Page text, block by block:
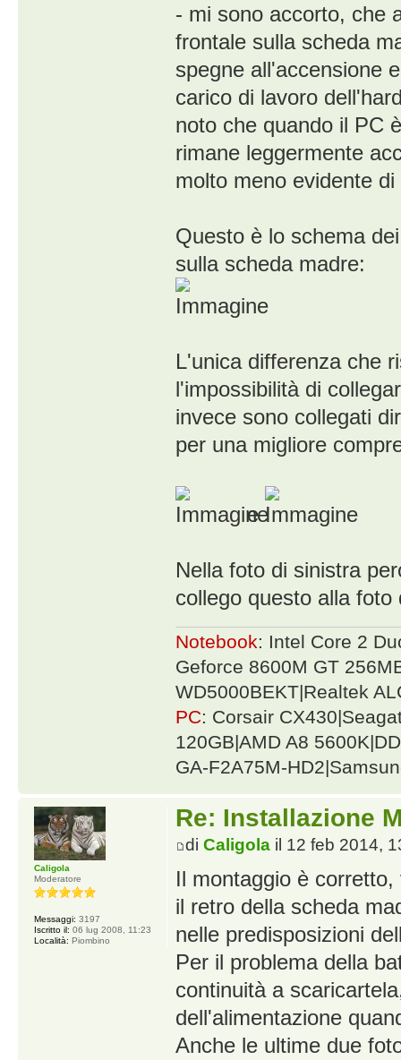
- mi sono accorto, che
frontale sulla scheda
spegne all'accensione
carico di lavoro
noto che quando il PC
rimane leggermente
molto meno evidente
Questo è lo schema
sulla scheda madre:
L'unica differenza che
l'impossibilità di
invece sono collegati
per una migliore
e
Nella foto di sinistra
collego questo alla
Notebook: Intel Core 2
Geforce 8600M GT
WD5000BEKT|Realtek
PC: Corsair
120GB|AMD A8
GA-F2A75M-
Re: Installazione
di Caligolail 12 feb 2014,
Il montaggio è
il retro della scheda
nelle predisposizioni
Per il problema della
continuità a
dell'alimentazione
Anche le ultime due
Caligola
Moderatore
Messaggi: 3197
Iscritto il: 06 lug 2008, 11:23
Località: Piombino